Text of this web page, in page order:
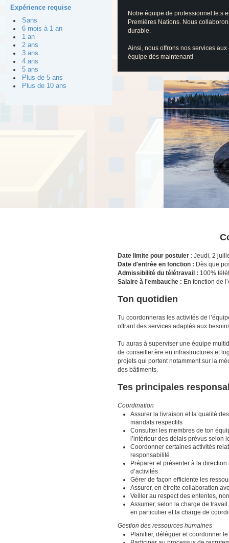
Expérience requise
Sans
6 mois à 1 an
1 an
2 ans
3 ans
4 ans
5 ans
Plus de 5 ans
Plus de 10 ans
Notre équipe de professionnel.le.s
Premières Nations. Nous
durable.
Ainsi, nous offrons nos services
équipe dès maintenant!
Date limite pour postuler : Jeudi, 2
Date d'entrée en fonction : Dès que
Admissibilité du télétravail : 100%
Salaire à l'embauche : En fonction de
Ton quotidien
Tu coordonneras les activités de
offrant des services adaptés aux
Tu auras à superviser une équipe
de conseiller.ère en infrastructures et
projets qui portent notamment sur la
des bâtiments.
Tes principales
Coordination
Assurer la livraison et la qualité
mandats respectifs
Consulter les membres de ton
l’intérieur des délais prévus selon
Coordonner certaines activités
responsabilité
Préparer et présenter à la
d’activités
Gérer de façon efficiente les
Assurer, en étroite collaboration
Veiller au respect des ententes,
Assumer, selon la charge de
en particulier et la charge de
Gestion des ressources humaines
Planifier, déléguer et coordonner